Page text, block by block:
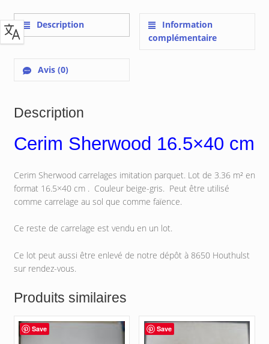
Description
Information
complémentaire
Avis (0)
Description
Cerim Sherwood 16.5×40 cm
Cerim Sherwood carrelages imitation parquet. Lot de 3.36 m² en
format 16.5×40 cm . Couleur beige-gris. Peut être utilisé
comme carrelage au sol que comme faïence.
Ce reste de carrelage est vendu en un lot.
Ce lot peut aussi être enlevé de notre dépôt à 8650 Houthulst
sur rendez-vous.
Produits similaires
Save Save